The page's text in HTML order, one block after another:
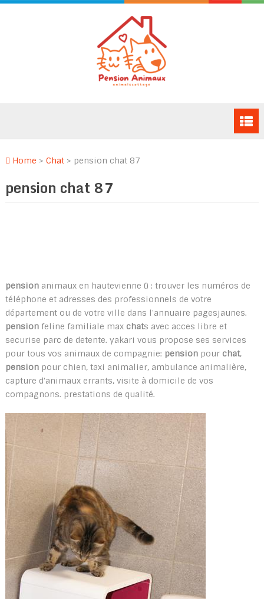
Home > Chat> pension chat 87
pension chat 87
pensionanimaux en hautevienne () : trouver les numéros de
téléphone et adresses des professionnels de votre
département ou de votre ville dans l'annuaire pagesjaunes.
pensionfeline familiale max chats avec acces libre et
securise parc de detente. yakari vous propose ses services
pour tous vos animaux de compagnie: pensionpour chat,
pensionpour chien, taxi animalier, ambulance animalière,
capture d'animaux errants, visite à domicile de vos
compagnons. prestations de qualité.